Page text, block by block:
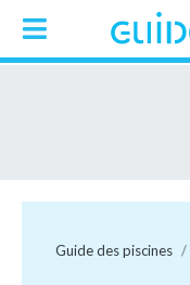
Guide des piscines